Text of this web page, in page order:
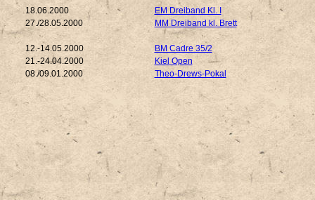
18.06.2000
EM Dreiband Kl. I
27./28.05.2000
MM Dreiband kl. Brett
12.-14.05.2000
BM Cadre 35/2
21.-24.04.2000
Kiel Open
08./09.01.2000
Theo-Drews-Pokal